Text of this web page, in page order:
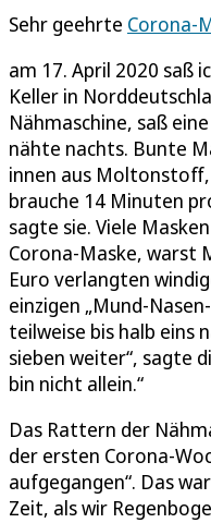
Sehr geehrte Corona-
am 17. April 2020 saß
Keller in
Nähmaschine, saß
nähte nachts. Bunte
innen aus Moltonstoff,
brauche 14 Minuten
sagte sie. Viele
Corona-Maske, warst
Euro verlangten
einzigen „Mund-
teilweise bis halb eins
sieben weiter“, sagte
bin nicht allein.“
Das Rattern der
der ersten Corona-
aufgegangen“. Das
Zeit, als wir